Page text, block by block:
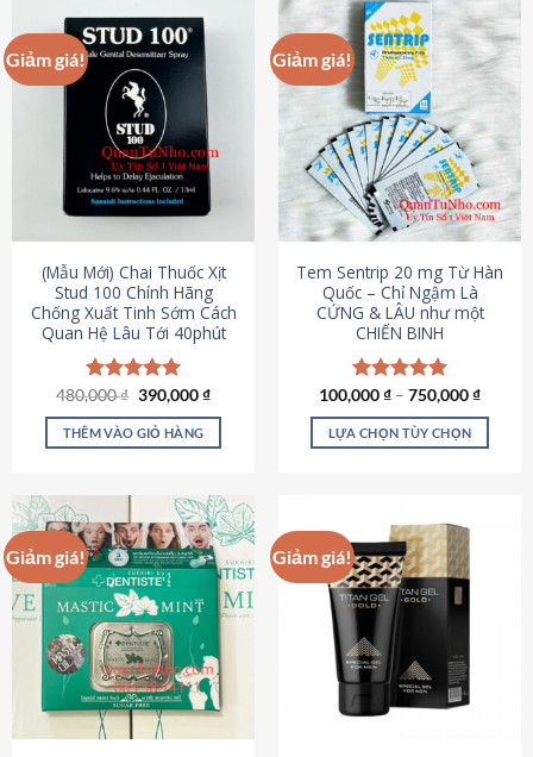
có
nhiều
biến
thể.
Các
tùy
chọn
được
chọn
trên
trang
sản
phẩm
này
có
nhiều
biến
thể.
Các
tùy
chọn
có
thể
chọn
trên
trang
sản
phẩm
Giảm giá!
(Mẫu Mới) Chai Thuốc Xịt
Stud 100 Chính Hãng
Chống Xuất Tinh Sớm Cách
Quan Hệ Lâu Tới 40phút
Được xếp
hạng5.00
5 sao
480,000₫ Giá
là:
480,000 ₫.
390,000₫Giá
tại
THÊM VÀO GIỎ HÀNG
Giảm giá!
Tem Sentrip 20 mg Từ Hàn
Quốc – Chỉ Ngậm Là
CỨNG & LÂU như một
CHIẾN BINH
Được xếp
hạng5.00
5 sao
100,000₫ – 750,000₫
LỰA CHỌN TÙY CHỌN
có
nhiều
biến
tùy
chọn
có
Giảm giá! Giảm giá!